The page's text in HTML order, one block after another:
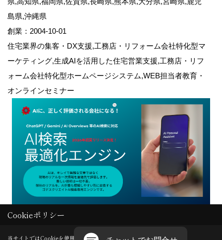
島県,沖縄県
創業：2004-10-01
住宅業界の集客・DX支援,工務店・リフォーム会社特化型マ
ーケティング,生成AIを活用した住宅営業支援,工務店・リフ
ォーム会社特化型ホームページシステム,WEB担当者教育・
オンラインセミナー
Copyright (c) GODDESS CREATE. All Rights Reserved.
Cookieポリシー
当サイトではCookieを使用します。